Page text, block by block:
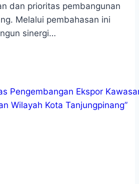
dan prioritas pembangunan
Melalui pembahasan ini
sinergi…